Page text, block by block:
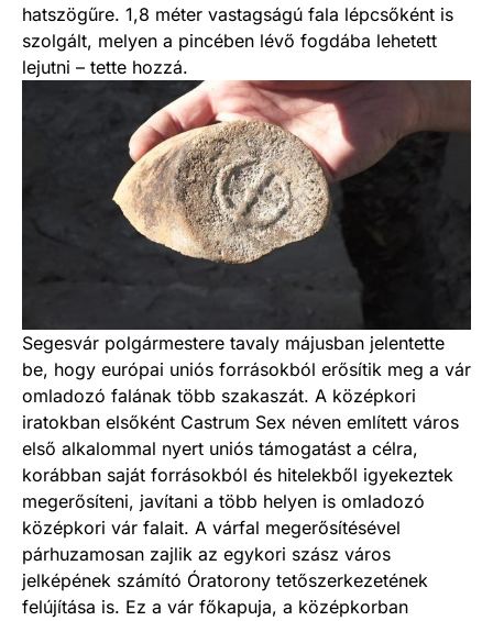
hatszögűre. 1,8 méter vastagságú fala lépcsőként is
szolgált, melyen a pincében lévő fogdába lehetett
lejutni – tette hozzá.
Segesvár polgármestere tavaly májusban jelentette
be, hogy európai uniós forrásokból erősítik meg a vár
omladozó falának több szakaszát. A középkori
iratokban elsőként Castrum Sex néven említett város
első alkalommal nyert uniós támogatást a célra,
korábban saját forrásokból és hitelekből igyekeztek
megerősíteni, javítani a több helyen is omladozó
középkori vár falait. A várfal megerősítésével
párhuzamosan zajlik az egykori szász város
jelképének számító Óratorony tetőszerkezetének
felújítása is. Ez a vár főkapuja, a középkorban